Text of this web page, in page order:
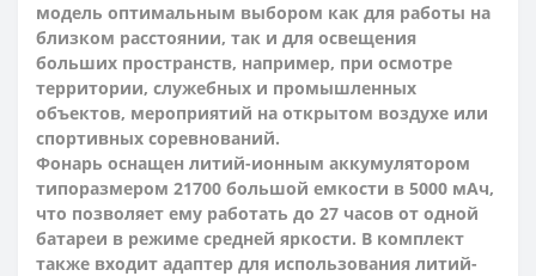
модель оптимальным выбором как для работы на
близком расстоянии, так и для освещения
больших пространств, например, при осмотре
территории, служебных и промышленных
объектов, мероприятий на открытом воздухе или
спортивных соревнований.
Фонарь оснащен литий-ионным аккумулятором
типоразмером 21700 большой емкости в 5000 мАч,
что позволяет ему работать до 27 часов от одной
батареи в режиме средней яркости. В комплект
также входит адаптер для использования литий-